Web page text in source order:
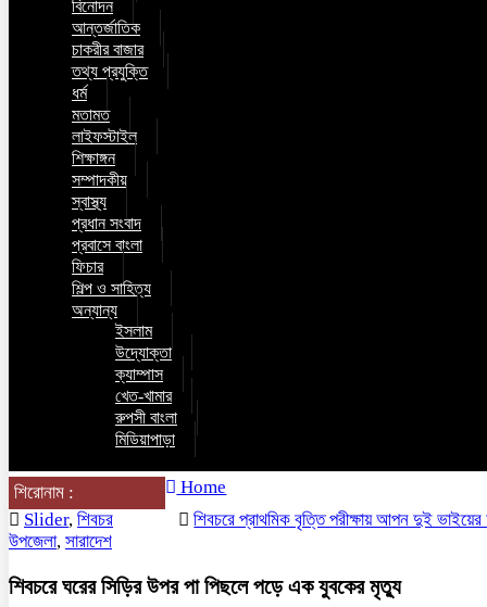
বিনোদন
আন্তর্জাতিক
চাকরীর বাজার
তথ্য প্রযুক্তি
ধর্ম
মতামত
লাইফস্টাইল
শিক্ষাঙ্গন
সম্পাদকীয়
স্বাস্থ্য
প্রধান সংবাদ
প্রবাসে বাংলা
ফিচার
শিল্প ও সাহিত্য
অন্যান্য
ইসলাম
উদ্যোক্তা
ক্যাম্পাস
খেত-খামার
রুপসী বাংলা
মিডিয়াপাড়া
শিরোনাম :
শিবচরে প্রাথমিক বৃত্তি পরীক্ষায় আপন দুই ভাইয়ের অনন্য
Home
Slider, শিবচর
উপজেলা, সারাদেশ
শিবচরে ঘরের সিড়ির উপর পা পিছলে পড়ে এক যুবকের মৃত্যু